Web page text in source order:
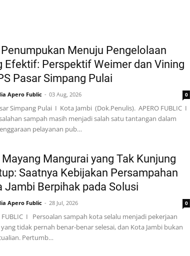
Penumpukan Menuju Pengelolaan
Efektif: Perspektif Weimer dan Vining
Pasar Simpang Pulai
Apero Fublic 03 Aug, 2026 0
Simpang Pulai I Kota Jambi (Dok.Penulis). APERO FUBLIC I
sampah masih menjadi salah satu tantangan dalam
pelayanan pub…
Mayang Mangurai yang Tak Kunjung
Saatnya Kebijakan Persampahan
Jambi Berpihak pada Solusi
Apero Fublic 28 Jul, 2026 0
FUBLIC I Persoalan sampah kota selalu menjadi pekerjaan
tidak pernah benar-benar selesai, dan Kota Jambi bukan
Pertumb…